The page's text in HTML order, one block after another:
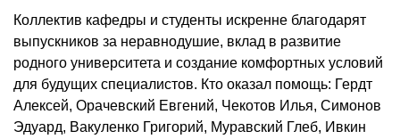
Коллектив кафедры и студенты искренне благодарят
выпускников за неравнодушие, вклад в развитие
родного университета и создание комфортных условий
для будущих специалистов. Кто оказал помощь: Гердт
Алексей, Орачевский Евгений, Чекотов Илья, Симонов
Эдуард, Вакуленко Григорий, Муравский Глеб, Ивкин